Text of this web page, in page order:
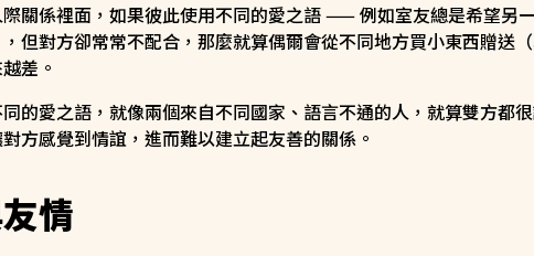
關係裡面，如果彼此使用不同的愛之語 —— 例如室友總是希望另
但對方卻常常不配合，那麼就算偶爾會從不同地方買小東西贈送
差。
的愛之語，就像兩個來自不同國家、語言不通的人，就算雙方都
方感覺到情誼，進而難以建立起友善的關係。
情